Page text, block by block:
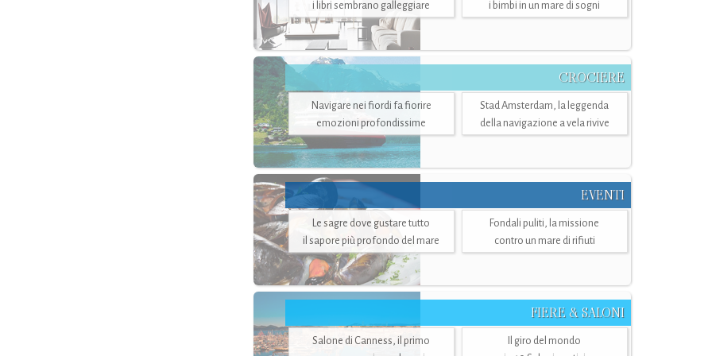
i libri sembrano galleggiare i bimbi in un mare di sogni
CROCIERE
Navigare nei fiordi fa fiorire
emozioni profondissime
Stad Amsterdam, la leggenda
della navigazione a vela rivive
EVENTI
Le sagre dove gustare tutto
il sapore più profondo del mare
Fondali puliti, la missione
contro un mare di rifiuti
FIERE & SALONI
Salone di Canness, il primo
Il giro del mondo